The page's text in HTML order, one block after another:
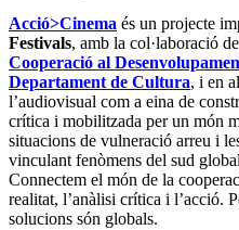
Acció>Cinema és un projecte
Festivals, amb la col·laboració
Cooperació al
Departament de Cultura, i en
l’audiovisual com a eina de
crítica i mobilitzada per un món
situacions de vulneració arreu i
vinculant fenòmens del sud
Connectem el món de la
realitat, l’anàlisi crítica i l’acció.
solucions són globals.